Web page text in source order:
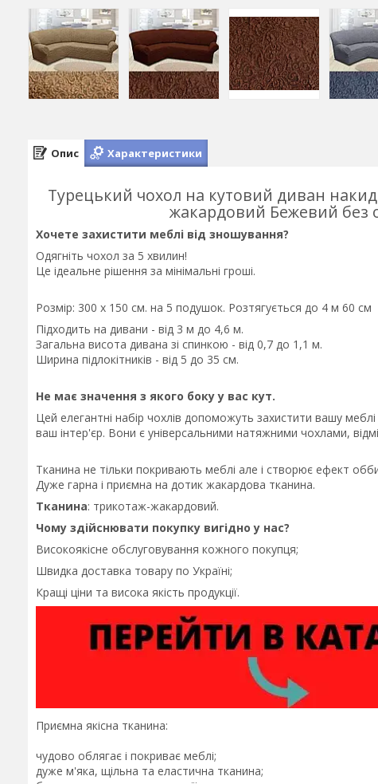
Опис Характеристики
Турецький чохол на кутовий диван
жакардовий Бежевий без
Хочете захистити меблі від зношування?
Одягніть чохол за 5 хвилин!
Це ідеальне рішення за мінімальні гроші.
Розмір: 300 х 150 см. на 5 подушок. Розтягується до 4 м 60 см
Підходить на дивани - від 3 м до 4,6 м.
Загальна висота дивана зі спинкою - від 0,7 до 1,1 м.
Ширина підлокітників - від 5 до 35 см.
Не має значення з якого боку у вас кут.
Цей елегантні набір чохлів допоможуть захистити вашу
ваш інтер'єр. Вони є універсальними натяжними чохлами,
Тканина не тільки покривають меблі але і створює ефект
Дуже гарна і приємна на дотик жакардова тканина.
Тканина: трикотаж-жакардовий.
Чому здійснювати покупку вигідно у нас?
Високоякісне обслуговування кожного покупця;
Швидка доставка товару по Україні;
Кращі ціни та висока якість продукції.
Приємна якісна тканина:
чудово облягає і покриває меблі;
дуже м'яка, щільна та еластична тканина;